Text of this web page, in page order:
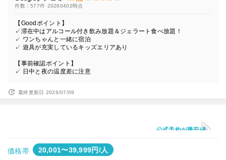
件数：577件 20260402時点
【Goodポイント】
✓滞在中はアルコール付き飲み放題＆ジェラート食べ放題！
✓ ワンちゃんと一緒に宿泊
✓ 遊具が充実しているキッズエリアあり
【事前確認ポイント】
✓ 日中と夜の温度差に注意
最終更新日 2026/07/09
公式予約が最安値
価格帯 20,001〜39,999円/人